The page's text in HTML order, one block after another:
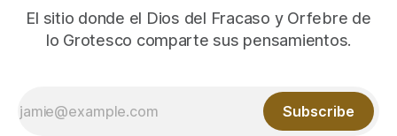
El sitio donde el Dios del Fracaso y Orfebre de
lo Grotesco comparte sus pensamientos.
Subscribe